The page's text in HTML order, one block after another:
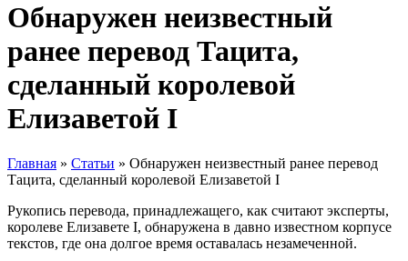
Обнаружен неизвестный
ранее перевод Тацита,
сделанный королевой
Елизаветой I
Главная » Статьи » Обнаружен неизвестный ранее перевод
Тацита, сделанный королевой Елизаветой I
Рукопись перевода, принадлежащего, как считают эксперты,
королеве Елизавете I, обнаружена в давно известном корпусе
текстов, где она долгое время оставалась незамеченной.